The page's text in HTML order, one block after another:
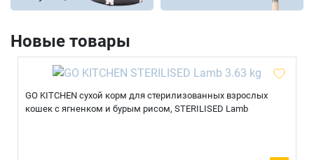
Новые товары
GO KITCHEN сухой корм для стерилизованных взрослых
кошек с ягненком и бурым рисом, STERILISED Lamb